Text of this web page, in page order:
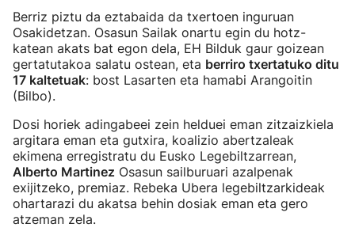
Berriz piztu da eztabaida da txertoen inguruan
Osakidetzan. Osasun Sailak onartu egin du hotz-
katean akats bat egon dela, EH Bilduk gaur goizean
gertatutakoa salatu ostean, eta berriro txertatuko ditu
17 kaltetuak: bost Lasarten eta hamabi Arangoitin
(Bilbo).
Dosi horiek adingabeei zein helduei eman zitzaizkiela
argitara eman eta gutxira, koalizio abertzaleak
ekimena erregistratu du Eusko Legebiltzarrean,
Alberto Martinez Osasun sailburuari azalpenak
exijitzeko, premiaz. Rebeka Ubera legebiltzarkideak
ohartarazi du akatsa behin dosiak eman eta gero
atzeman zela.